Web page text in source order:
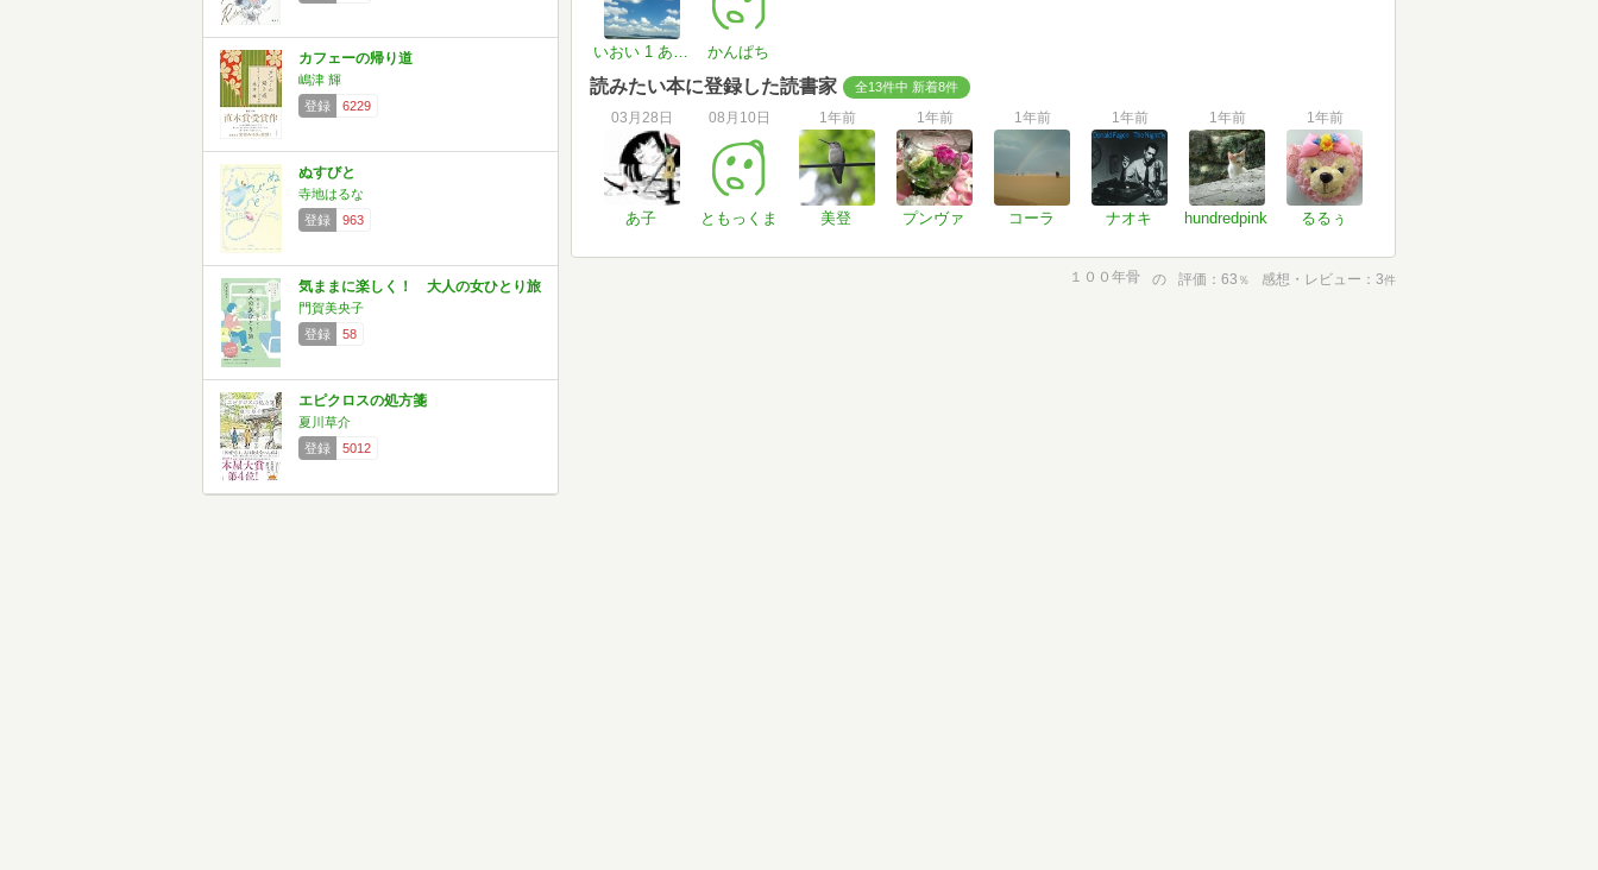
カフェーの帰り道
嶋津 輝
登録
6229
ぬすびと
寺地はるな
登録
963
気ままに楽しく！ 大人の女ひとり旅
門賀美央子
登録
58
エピクロスの処方箋
夏川草介
登録
5012
いおい 1 あと36日で●キロ痩せる かんぱち
読みたい本に登録した読書家 全13件中 新着8件
03月28日
あ子
08月10日
ともっくま
1年前
美登
1年前
プンヴァ
1年前
コーラ
1年前
ナオキ
1年前
hundredpink
1年前
るるぅ
１００年骨 の 評価 63 ％ 感想・レビュー 3件